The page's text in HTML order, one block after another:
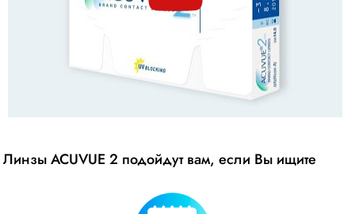
Линзы ACUVUE 2 подойдут вам, если Вы ищите